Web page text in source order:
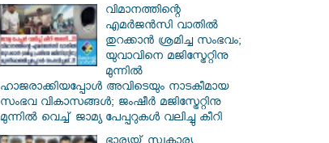
വിമാനത്തിന്റെ
എമർജൻസി വാതിൽ
തുറക്കാൻ ശ്രമിച്ച സംഭവം;
യുവാവിനെ മജിസ്ട്രേറ്റിനു
മുന്നിൽ
ഹാജരാക്കിയപ്പോൾ അവിടെയും നാടകീമായ
സംഭവ വികാസങ്ങൾ; ജംഷീർ മജിസ്ട്രേറ്റിനു
മുന്നിൽ വെച്ച് ജാമ്യ പേപ്പറുകൾ വലിച്ചു കീറി